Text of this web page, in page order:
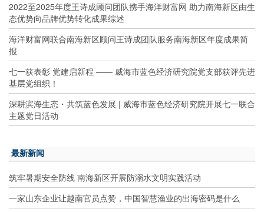
2022至2025年度王诗成顾问团队携手海洋财富网 助力南海新区由生
态优势向品牌优势转化成果综述
海洋财富网联合南海新区顾问王诗成团队服务南海新区年度成果简
报
七一获表彰 党建启新程 —— 威海市蓝色经济研究院党支部获评先进
基层党组织！
深耕滨海生态・共筑蓝色发展 | 威海市蓝色经济研究院开展七一联合
主题党日活动
最新新闻
筑牢暑期安全防线 南海新区开展防溺水文明实践活动
一家山东企业让越南官员点赞，中国智慧渔业的出海密码是什么